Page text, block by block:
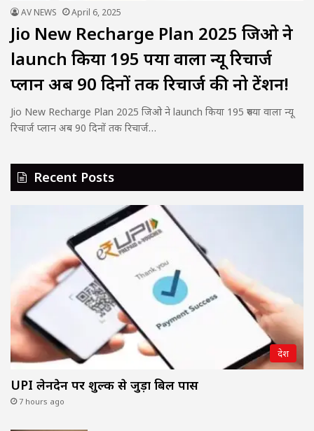
AV NEWS April 6, 2025
Jio New Recharge Plan 2025 जिओ ने
launch किया 195 रुपया वाला न्यू रिचार्ज
प्लान अब 90 दिनों तक रिचार्ज की नो टेंशन!
Jio New Recharge Plan 2025 जिओ ने launch किया 195 रुपया वाला न्यू
रिचार्ज प्लान अब 90 दिनों तक रिचार्ज…
Recent Posts
देश
UPI लेनदेन पर शुल्क से जुड़ा बिल पास
7 hours ago